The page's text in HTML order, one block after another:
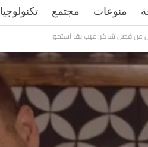
منوعات مجتمع تكنولوجيا
عن فضل شاكر: عيب بقا استحوا